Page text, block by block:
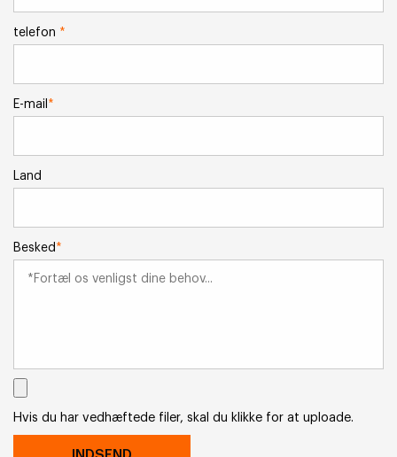
telefon *
E-mail *
Land
Besked *
Hvis du har vedhæftede filer, skal du klikke for at uploade.